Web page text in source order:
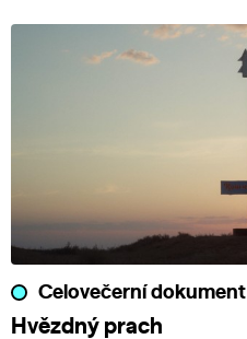
Celovečerní dokument
Hvězdný prach